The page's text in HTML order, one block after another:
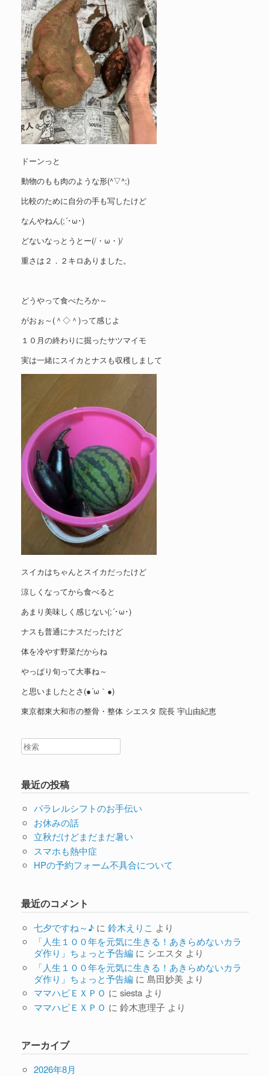
ドーンっと
動物のもも肉のような形(^▽^;)
比較のために自分の手も写したけど
なんやねん(;´･ω･)
どないなっとうとー(/・ω・)/
重さは２．２キロありました。
どうやって食べたろか～
がおぉ～(＾◇＾)って感じよ
１０月の終わりに掘ったサツマイモ
実は一緒にスイカとナスも収穫しまして
スイカはちゃんとスイカだったけど
涼しくなってから食べると
あまり美味しく感じない(;´･ω･)
ナスも普通にナスだったけど
体を冷やす野菜だからね
やっぱり旬って大事ね～
と思いましたとさ(●´ω｀●)
東京都東大和市の整骨・整体 シエスタ 院長 宇山由紀恵
最近の投稿
パラレルシフトのお手伝い
お休みの話
立秋だけどまだまだ暑い
スマホも熱中症
HPの予約フォーム不具合について
最近のコメント
七夕ですね～♪に 鈴木えりこ より
「人生１００年を元気に生きる！あきらめないカラ
ダ作り」ちょっと予告編に シエスタ より
「人生１００年を元気に生きる！あきらめないカラ
ダ作り」ちょっと予告編に 島田妙美 より
ママハピＥＸＰＯ に siestaより
ママハピＥＸＰＯ に 鈴木恵理子より
アーカイブ
2026年8月